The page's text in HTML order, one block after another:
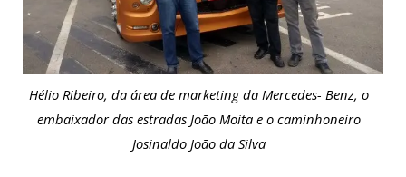
Hélio Ribeiro, da área de marketing da Mercedes- Benz, o
embaixador das estradas João Moita e o caminhoneiro
Josinaldo João da Silva